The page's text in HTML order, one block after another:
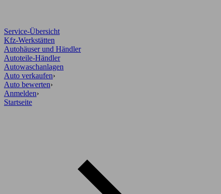
Service-Übersicht
Kfz-Werkstätten
Autohäuser und Händler
Autoteile-Händler
Autowaschanlagen
Auto verkaufen›
Auto bewerten›
Anmelden›
Startseite